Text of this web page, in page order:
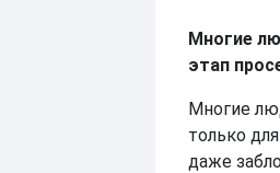
Многие
этап
Многие
только
даже